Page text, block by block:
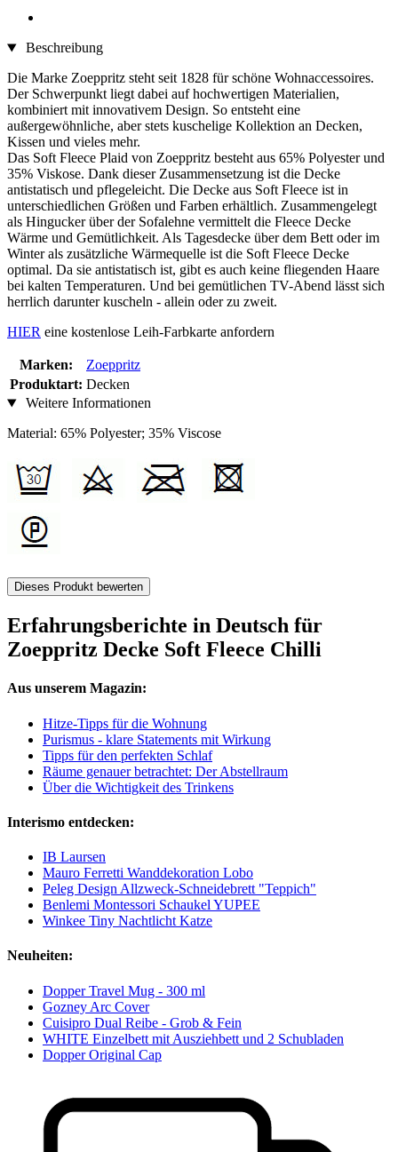
Beschreibung
Die Marke Zoeppritz steht seit 1828 für schöne Wohnaccessoires.
Der Schwerpunkt liegt dabei auf hochwertigen Materialien,
kombiniert mit innovativem Design. So entsteht eine
außergewöhnliche, aber stets kuschelige Kollektion an Decken,
Kissen und vieles mehr.
Das Soft Fleece Plaid von Zoeppritz besteht aus 65% Polyester und
35% Viskose. Dank dieser Zusammensetzung ist die Decke
antistatisch und pflegeleicht. Die Decke aus Soft Fleece ist in
unterschiedlichen Größen und Farben erhältlich. Zusammengelegt
als Hingucker über der Sofalehne vermittelt die Fleece Decke
Wärme und Gemütlichkeit. Als Tagesdecke über dem Bett oder im
Winter als zusätzliche Wärmequelle ist die Soft Fleece Decke
optimal. Da sie antistatisch ist, gibt es auch keine fliegenden Haare
bei kalten Temperaturen. Und bei gemütlichen TV-Abend lässt sich
herrlich darunter kuscheln - allein oder zu zweit.
HIER eine kostenlose Leih-Farbkarte anfordern
Marken:
Zoeppritz
Produktart: Decken
Weitere Informationen
Material: 65% Polyester; 35% Viscose
Dieses Produkt bewerten
Erfahrungsberichte in Deutsch für
Zoeppritz Decke Soft Fleece Chilli
Aus unserem Magazin:
Hitze-Tipps für die Wohnung
Purismus - klare Statements mit Wirkung
Tipps für den perfekten Schlaf
Räume genauer betrachtet: Der Abstellraum
Über die Wichtigkeit des Trinkens
Interismo entdecken:
IB Laursen
Mauro Ferretti Wanddekoration Lobo
Peleg Design Allzweck-Schneidebrett "Teppich"
Benlemi Montessori Schaukel YUPEE
Winkee Tiny Nachtlicht Katze
Neuheiten:
Dopper Travel Mug - 300 ml
Gozney Arc Cover
Cuisipro Dual Reibe - Grob & Fein
WHITE Einzelbett mit Ausziehbett und 2 Schubladen
Dopper Original Cap